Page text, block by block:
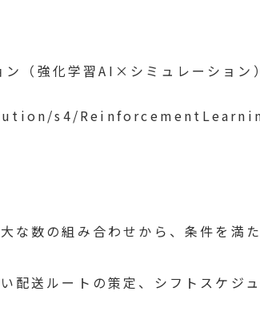
ン（強化学習AI×シミュレーショ
s4/
な数の組み合わせから、条件を満
配送ルートの策定、シフトスケジ